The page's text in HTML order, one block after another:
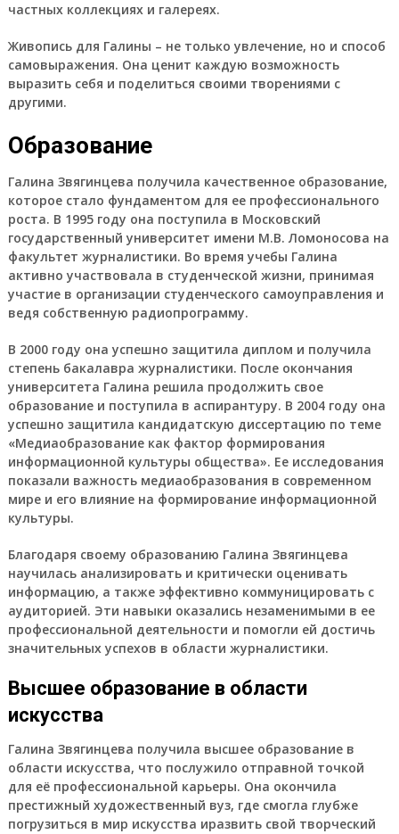
частных коллекциях и галереях.
Живопись для Галины – не только увлечение, но и способ
самовыражения. Она ценит каждую возможность
выразить себя и поделиться своими творениями с
другими.
Образование
Галина Звягинцева получила качественное образование,
которое стало фундаментом для ее профессионального
роста. В 1995 году она поступила в Московский
государственный университет имени М.В. Ломоносова на
факультет журналистики. Во время учебы Галина
активно участвовала в студенческой жизни, принимая
участие в организации студенческого самоуправления и
ведя собственную радиопрограмму.
В 2000 году она успешно защитила диплом и получила
степень бакалавра журналистики. После окончания
университета Галина решила продолжить свое
образование и поступила в аспирантуру. В 2004 году она
успешно защитила кандидатскую диссертацию по теме
«Медиаобразование как фактор формирования
информационной культуры общества». Ее исследования
показали важность медиаобразования в современном
мире и его влияние на формирование информационной
культуры.
Благодаря своему образованию Галина Звягинцева
научилась анализировать и критически оценивать
информацию, а также эффективно коммуницировать с
аудиторией. Эти навыки оказались незаменимыми в ее
профессиональной деятельности и помогли ей достичь
значительных успехов в области журналистики.
Высшее образование в области
искусства
Галина Звягинцева получила высшее образование в
области искусства, что послужило отправной точкой
для её профессиональной карьеры. Она окончила
престижный художественный вуз, где смогла глубже
погрузиться в мир искусства иразвить свой творческий